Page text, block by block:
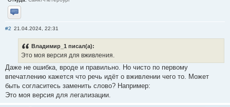
Отправить личное сообщение
#2 21.04.2024, 22:31
Владимир_1 писал(а):
Это моя версия для вживления.
Даже не ошибка, вроде и правильно. Но чисто по первому
впечатлению кажется что речь идёт о вживлении чего то. Может
быть согласитесь заменить слово? Например:
Это моя версия для легализации.